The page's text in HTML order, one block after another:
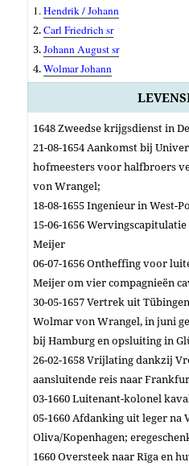
1.Hendrik / Johann
2.Carl Friedrich sr
3.Johann August sr
4.Wolmar Johann
1648 Zweedse krijgsdienst in
21-08-1654 Aankomst bij
hofmeesters voor halfbroers
von Wrangel;
18-08-1655 Ingenieur in West-
15-06-1656
Meijer
06-07-1656 Ontheffing voor
Meijer om vier compagnieën
30-05-1657 Vertrek uit
Wolmar von Wrangel, in juni
bij Hamburg en opsluiting in
26-02-1658 Vrijlating dankzij
aansluitende reis naar
03-1660 Luitenant-kolonel
05-1660 Afdanking uit leger na
Oliva/Kopenhagen;
1660 Oversteek naar Rīga en